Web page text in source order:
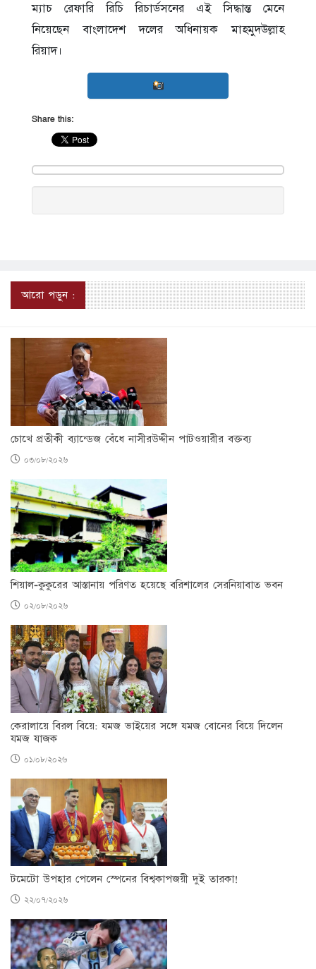
ম্যাচ রেফারি রিচি রিচার্ডসনের এই সিদ্ধান্ত মেনে
নিয়েছেন বাংলাদেশ দলের অধিনায়ক মাহমুদউল্লাহ
রিয়াদ।
Share this:
আরো পড়ুন :
চোখে প্রতীকী ব্যান্ডেজ বেঁধে নাসীরউদ্দীন পাটওয়ারীর বক্তব্য
০৩/০৮/২০২৬
শিয়াল-কুকুরের আস্তানায় পরিণত হয়েছে বরিশালের সেরনিয়াবাত ভবন
০২/০৮/২০২৬
কেরালায়ে বিরল বিয়ে: যমজ ভাইয়ের সঙ্গে যমজ বোনের বিয়ে দিলেন
যমজ যাজক
০১/০৮/২০২৬
টমেটো উপহার পেলেন স্পেনের বিশ্বকাপজয়ী দুই তারকা!
২২/০৭/২০২৬